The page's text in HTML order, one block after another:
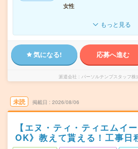
女性
もっと見る
気になる! 応募へ進む
派遣会社 パーソルテンプスタッフ
未読 掲載日 2026/08/06
【エヌ・ティ・ティエムイ
OK》教えて貰える！工事日